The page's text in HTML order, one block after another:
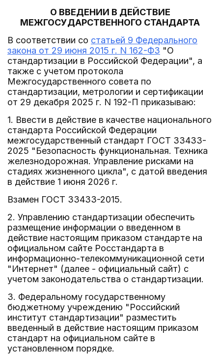
О ВВЕДЕНИИ В ДЕЙСТВИЕ
МЕЖГОСУДАРСТВЕННОГО СТАНДАРТА
В соответствии со статьей 9 Федерального
закона от 29 июня 2015 г. N 162-ФЗ "О
стандартизации в Российской Федерации", а
также с учетом протокола
Межгосударственного совета по
стандартизации, метрологии и сертификации
от 29 декабря 2025 г. N 192-П приказываю:
1. Ввести в действие в качестве национального
стандарта Российской Федерации
межгосударственный стандарт ГОСТ 33433-
2025 "Безопасность функциональная. Техника
железнодорожная. Управление рисками на
стадиях жизненного цикла", с датой введения
в действие 1 июня 2026 г.
Взамен ГОСТ 33433-2015.
2. Управлению стандартизации обеспечить
размещение информации о введенном в
действие настоящим приказом стандарте на
официальном сайте Росстандарта в
информационно-телекоммуникационной сети
"Интернет" (далее - официальный сайт) с
учетом законодательства о стандартизации.
3. Федеральному государственному
бюджетному учреждению "Российский
институт стандартизации" разместить
введенный в действие настоящим приказом
стандарт на официальном сайте в
установленном порядке.